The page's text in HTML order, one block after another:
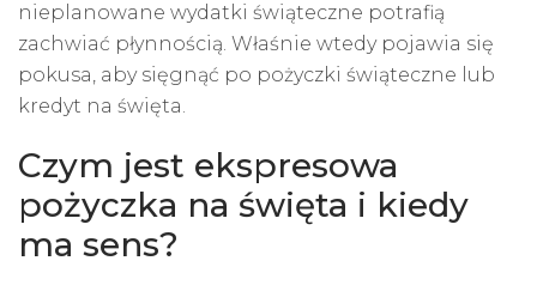
nieplanowane wydatki świąteczne potrafią
zachwiać płynnością. Właśnie wtedy pojawia się
pokusa, aby sięgnąć po pożyczki świąteczne lub
kredyt na święta.
Czym jest ekspresowa
pożyczka na święta i kiedy
ma sens?